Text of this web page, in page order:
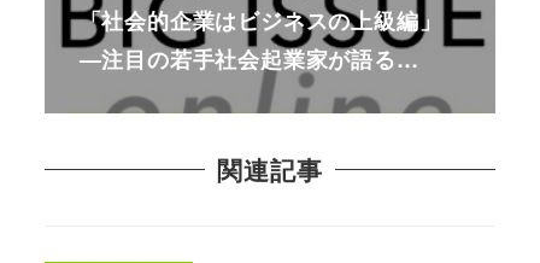
「社会的企業はビジネスの上級編」
—注目の若手社会起業家が語る…
関連記事